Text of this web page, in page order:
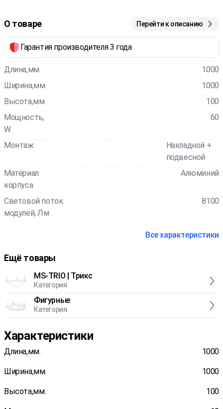
О товаре Перейти к описанию
Гарантия производителя 3 года
Длина,мм.
1000
Ширина,мм.
1000
Высота,мм.
100
Мощность,
W
60
Монтаж
Накладной +
подвесной
Материал
корпуса
Алюминий
Световой поток
модулей, Лм
8100
Все характеристики
Ещё товары
MS-TRIO | Трикс
Категория
Фигурные
Категория
Характеристики
Длина,мм. 1000
Ширина,мм. 1000
Высота,мм. 100